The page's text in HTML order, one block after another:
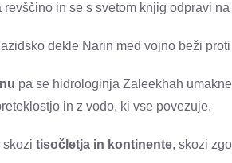
revščino in se s svetom knjig odpravi
dekle Narin med vojno beži
pa se hidrologinja Zaleekhah
in z vodo, ki vse povezuje.
skozi tisočletja in kontinente, skozi